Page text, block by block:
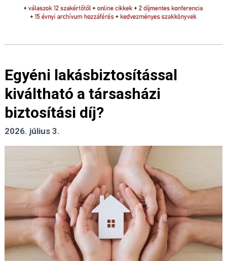
Egyéni lakásbiztosítással
kiváltható a társasházi
biztosítási díj?
2026. július 3.